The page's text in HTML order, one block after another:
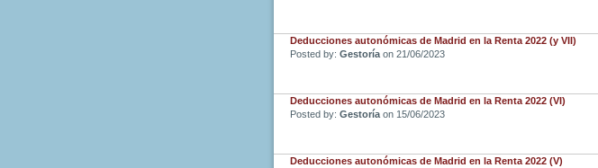
Deducciones autonómicas de Madrid en la Renta 2022 (y VII)
Posted by: Gestoría on 21/06/2023
Deducciones autonómicas de Madrid en la Renta 2022 (VI)
Posted by: Gestoría on 15/06/2023
Deducciones autonómicas de Madrid en la Renta 2022 (V)